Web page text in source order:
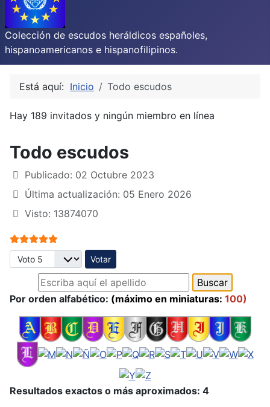
Colección de escudos heráldicos españoles,
hispanoamericanos e hispanofilipinos.
Está aquí: Inicio Todo escudos
Hay 189 invitados y ningún miembro en línea
Todo escudos
Publicado: 02 Octubre 2023
Última actualización: 05 Enero 2026
Visto: 13874070
Ratio:5/5
Por favor, vote
Por orden alfabético: (máximo en miniaturas: 100)
Resultados exactos o más aproximados: 4